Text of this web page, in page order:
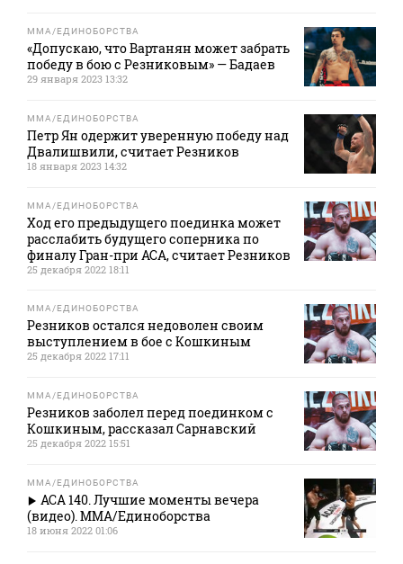
MMA/ЕДИНОБОРСТВА
«Допускаю, что Вартанян может забрать
победу в бою с Резниковым» — Бадаев
29 января 2023 13:32
MMA/ЕДИНОБОРСТВА
Петр Ян одержит уверенную победу над
Двалишвили, считает Резников
18 января 2023 14:32
MMA/ЕДИНОБОРСТВА
Ход его предыдущего поединка может
расслабить будущего соперника по
финалу Гран-при ACA, считает Резников
25 декабря 2022 18:11
MMA/ЕДИНОБОРСТВА
Резников остался недоволен своим
выступлением в бое с Кошкиным
25 декабря 2022 17:11
MMA/ЕДИНОБОРСТВА
Резников заболел перед поединком с
Кошкиным, рассказал Сарнавский
25 декабря 2022 15:51
MMA/ЕДИНОБОРСТВА
ACA 140. Лучшие моменты вечера
(видео). MMA/Единоборства
18 июня 2022 01:06